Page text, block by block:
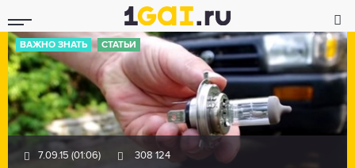
ВАЖНО ЗНАТЬ СТАТЬИ
7.09.15 (01:06) 308 124